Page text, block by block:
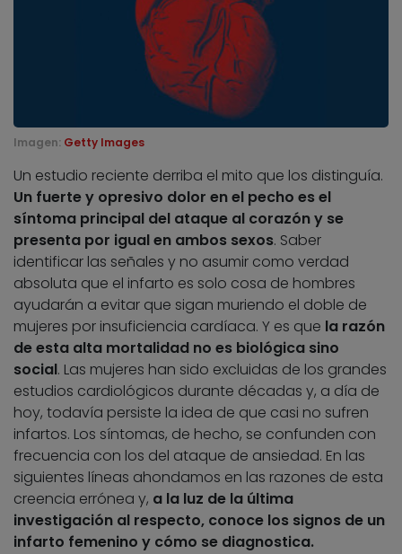
Imagen: Getty Images
Un estudio reciente derriba el mito que los distinguía.
Un fuerte y opresivo dolor en el pecho es el
síntoma principal del ataque al corazón y se
presenta por igual en ambos sexos. Saber
identificar las señales y no asumir como verdad
absoluta que el infarto es solo cosa de hombres
ayudarán a evitar que sigan muriendo el doble de
mujeres por insuficiencia cardíaca. Y es que la razón
de esta alta mortalidad no es biológica sino
social. Las mujeres han sido excluidas de los grandes
estudios cardiológicos durante décadas y, a día de
hoy, todavía persiste la idea de que casi no sufren
infartos. Los síntomas, de hecho, se confunden con
frecuencia con los del ataque de ansiedad. En las
siguientes líneas ahondamos en las razones de esta
creencia errónea y, a la luz de la última
investigación al respecto, conoce los signos de un
infarto femenino y cómo se diagnostica.